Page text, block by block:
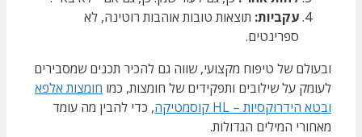
עקביות: תוצאות טובות אוהבות רוטינה, לא
ספרינטים.
ובעולם של טיפוח מקצועי, שווה גם להכיר תכנים שמסבירים
לעומק על שילובים ותפקידים של חומצות, כמו חומצות אלפא
ובטא הידרוקסיות – HL קוסמטיקה
, כדי להבין מה עומד
מאחורי המילים הגדולות.